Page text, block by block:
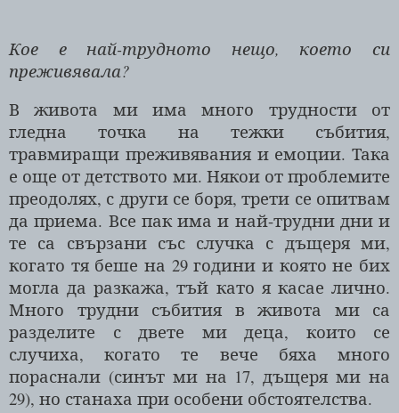
Кое е най-трудното нещо, което си
преживявала?
В живота ми има много трудности от
гледна точка на тежки събития,
травмиращи преживявания и емоции. Така
е още от детството ми. Някои от проблемите
преодолях, с други се боря, трети се опитвам
да приема. Все пак има и най-трудни дни и
те са свързани със случка с дъщеря ми,
когато тя беше на 29 години и която не бих
могла да разкажа, тъй като я касае лично.
Много трудни събития в живота ми са
разделите с двете ми деца, които се
случиха, когато те вече бяха много
пораснали (синът ми на 17, дъщеря ми на
29), но станаха при особени обстоятелства.